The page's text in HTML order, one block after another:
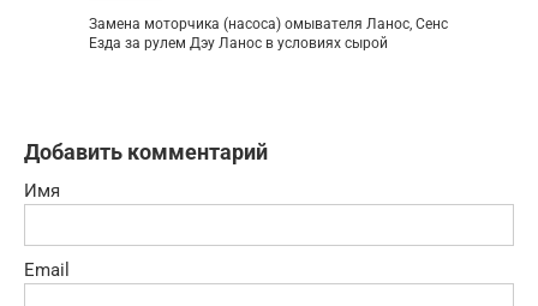
Замена моторчика (насоса) омывателя Ланос, Сенс
Езда за рулем Дэу Ланос в условиях сырой
Добавить комментарий
Имя
Email